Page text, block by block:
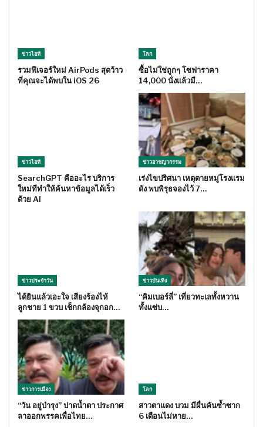
ข่าวไอที
รวมฟีเจอร์ใหม่ AirPods สุดว้าว
ที่คุณจะได้พบใน iOS 26
โลก
ซื้อไม่ใช่ถูกๆ โซฟาราคา
14,000 นั่งแล้วมี…
ข่าวไอที
SearchGPT คืออะไร บริการ
ใหม่ทีทำให้ค้นหาข้อมูลได้เร็ว
ด้วย AI
ข่าวอาชญากรรม
เร่งไขปริศนา เหตุตายหมู่โรงแรม
ดัง พบพิรุธจองไว้ 7…
ข่าวประจำวัน
ได้ยินแล้วเอะใจ เสียงร้องไห้
ลูกชาย 1 ขวบ เช็กกล้องจุกอก…
ข่าวบันเทิง
“คิมเบอร์ลี่” เที่ยวทะเลทั้งหวาน
ทั้งแซ่บ…
ข่าวการเมือง
“วัน อยู่บำรุง” ปาดน้ำตา ประกาศ
ลาออกพรรคเพื่อไทย…
โลก
สาวตาแดง บวม มีผื่นคันซ้ำซาก
6 เดือนไม่หาย…